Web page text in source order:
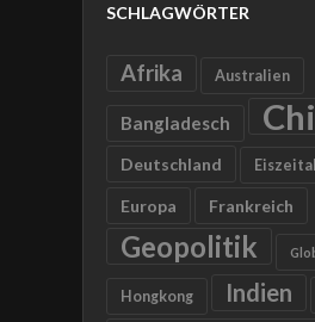
SCHLAGWÖRTER
Afrika Australien
Bangladesch
Deutschland
Europa Frankreich
Geopolitik
Hongkong Indien